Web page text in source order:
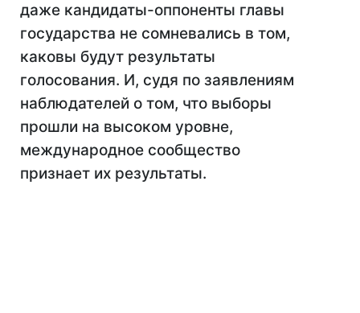
даже кандидаты-оппоненты главы
государства не сомневались в том,
каковы будут результаты
голосования. И, судя по заявлениям
наблюдателей о том, что выборы
прошли на высоком уровне,
международное сообщество
признает их результаты.